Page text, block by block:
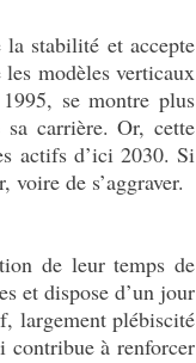
stabilité et accepte
modèles verticaux
se montre plus
carrière. Or, cette
actifs d’ici 2030. Si
voire de s’aggraver.
de leur temps de
et dispose d’un jour
largement plébiscité
contribue à renforcer